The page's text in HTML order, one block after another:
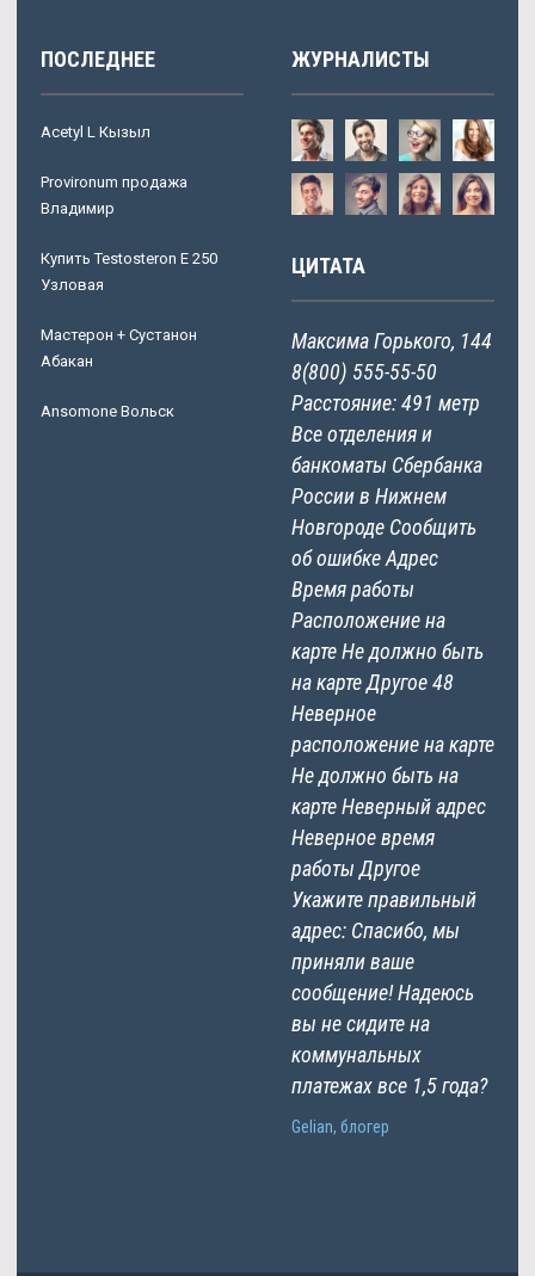
ПОСЛЕДНЕЕ
Acetyl L Кызыл
Provironum продажа
Владимир
Купить Testosteron E 250
Узловая
Мастерон + Сустанон
Абакан
Ansomone Вольск
ЖУРНАЛИСТЫ
ЦИТАТА
Максима Горького, 144
8(800) 555-55-50
Расстояние: 491 метр
Все отделения и
банкоматы Сбербанка
России в Нижнем
Новгороде Сообщить
об ошибке Адрес
Время работы
Расположение на
карте Не должно быть
на карте Другое 48
Неверное
расположение на карте
Не должно быть на
карте Неверный адрес
Неверное время
работы Другое
Укажите правильный
адрес: Спасибо, мы
приняли ваше
сообщение! Надеюсь
вы не сидите на
коммунальных
платежах все 1,5 года?
Gelian, блогер